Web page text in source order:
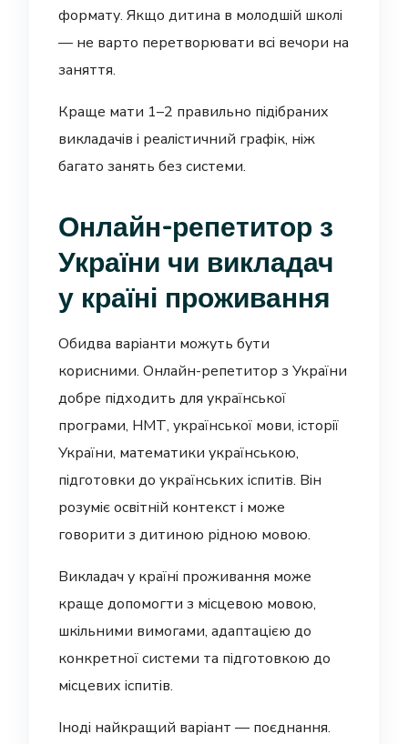
формату. Якщо дитина в молодшій школі
— не варто перетворювати всі вечори на
заняття.
Краще мати 1–2 правильно підібраних
викладачів і реалістичний графік, ніж
багато занять без системи.
Онлайн-репетитор з
України чи викладач
у країні проживання
Обидва варіанти можуть бути
корисними. Онлайн-репетитор з України
добре підходить для української
програми, НМТ, української мови, історії
України, математики українською,
підготовки до українських іспитів. Він
розуміє освітній контекст і може
говорити з дитиною рідною мовою.
Викладач у країні проживання може
краще допомогти з місцевою мовою,
шкільними вимогами, адаптацією до
конкретної системи та підготовкою до
місцевих іспитів.
Іноді найкращий варіант — поєднання.